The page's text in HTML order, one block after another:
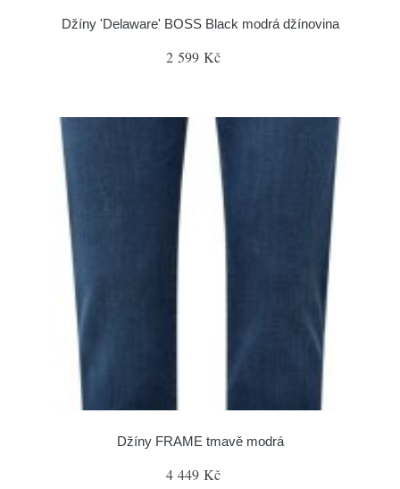
Džíny 'Delaware' BOSS Black modrá džínovina
2 599 Kč
Džíny FRAME tmavě modrá
4 449 Kč